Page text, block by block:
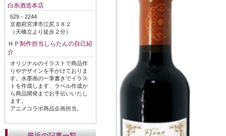
白糸酒造本店
629－2244
京都府宮津市江尻３８２
（天橋立より徒歩２分）
ＨＰ制作担当しらたんの自己紹
介
オリジナルのイラストで商品作
りやデザインを手がけておりま
す。水墨画の一筆書きでイラス
トを作成します、ラベル作成か
ら商品開発までお手伝いいたし
ます。
アニメコラボ商品企画担当。